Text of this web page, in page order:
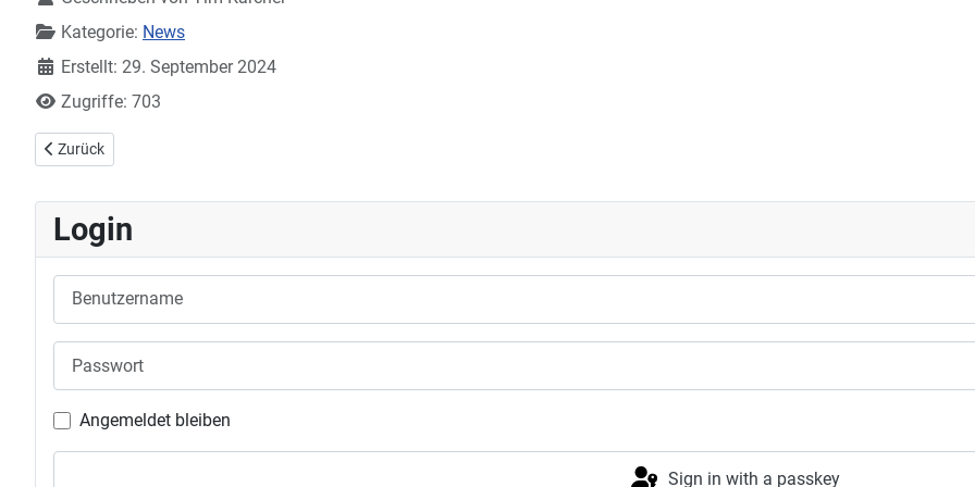
Kategorie: News
Erstellt: 29. September 2024
Zugriffe: 703
Vorheriger Beitrag: Damen Regionalliga: DJK Offenburg II – DJK SB Stuttgart II 7:3
Zurück
Login
Benutzername
Angemeldet bleiben
Sign in with a passkey